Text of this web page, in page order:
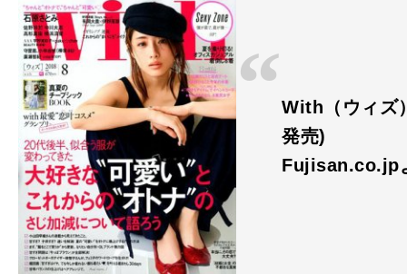
With（ウィズ
発売)
Fujisan.co.jp